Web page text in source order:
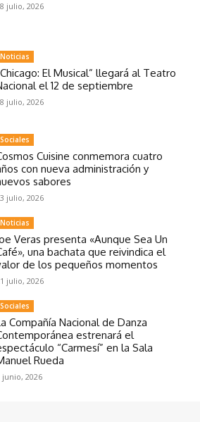
julio, 2026
Noticias
El Musical” llegará al Teatro
el 12 de septiembre
julio, 2026
Sociales
Cuisine conmemora cuatro
con nueva administración y
sabores
julio, 2026
Noticias
Veras presenta «Aunque Sea Un
una bachata que reivindica el
de los pequeños momentos
julio, 2026
Sociales
Compañía Nacional de Danza
estrenará el
“Carmesí” en la Sala
Rueda
junio, 2026